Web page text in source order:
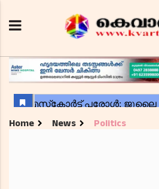
Home News Politics